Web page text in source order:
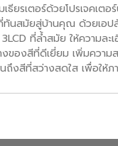
เธียรเตอร์ด้วยโปรเจคเต
นสมัยสู่บ้านคุณ ด้วยเอปสั
3LCD ที่ล้ำสมัย ให้ความ
งของสีที่ดีเยี่ยม เพิ่มควา
ถึงสีที่สว่างสดใส เพื่อให้